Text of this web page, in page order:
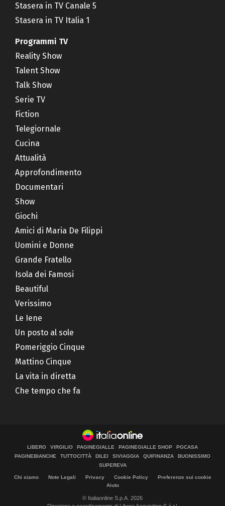
Stasera in TV Canale 5
Stasera in TV Italia 1
Programmi TV
Reality Show
Talent Show
Talk Show
Serie TV
Fiction
Telegiornale
Cucina
Attualità
Approfondimento
Documentari
Show
Giochi
Amici di Maria De Filippi
Uomini e Donne
Grande Fratello
Isola dei Famosi
Beautiful
Verissimo
Le Iene
Un posto al sole
Pomeriggio Cinque
Mattino Cinque
La vita in diretta
Che tempo che fa
LIBERO VIRGILIO PAGINEGIALLE PAGINEGIALLE SHOP
PGCASA
PAGINEBIANCHE
TUTTOCITTÀ DILEI SIVIAGGIA QUIFINANZA
BUONISSIMO
SUPEREVA
Chi siamo Note Legali Privacy Cookie Policy
Preferenze sui cookie
Aiuto
© Italiaonline S.p.A. 2026